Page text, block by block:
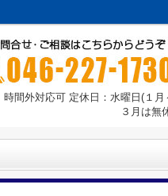
間外対応可 定休日：水曜日(１月
３月は無